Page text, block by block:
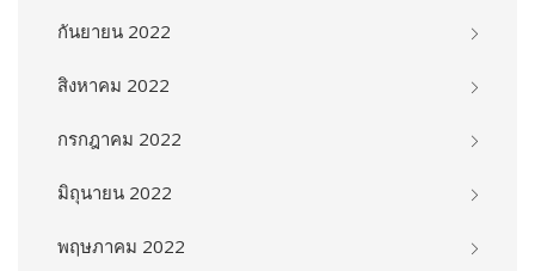
กันยายน 2022
สิงหาคม 2022
กรกฎาคม 2022
มิถุนายน 2022
พฤษภาคม 2022